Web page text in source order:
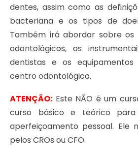
dentes, assim como as
bacteriana e os tipos de
Também irá abordar sobre os
odontológicos, os
dentistas e os
centro odontológico.
ATENÇÃO: Este NÃO é um
curso básico e teórico
aperfeiçoamento pessoal. Ele
pelos CROs ou CFO.